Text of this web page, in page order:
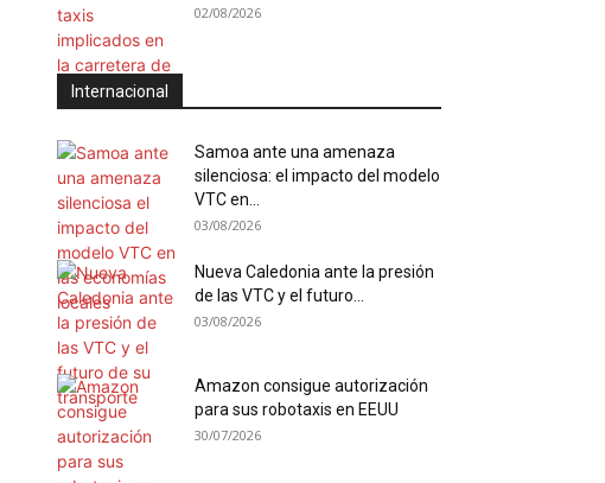
02/08/2026
Internacional
Samoa ante una amenaza
silenciosa: el impacto del modelo
VTC en...
03/08/2026
Nueva Caledonia ante la presión
de las VTC y el futuro...
03/08/2026
Amazon consigue autorización
para sus robotaxis en EEUU
30/07/2026